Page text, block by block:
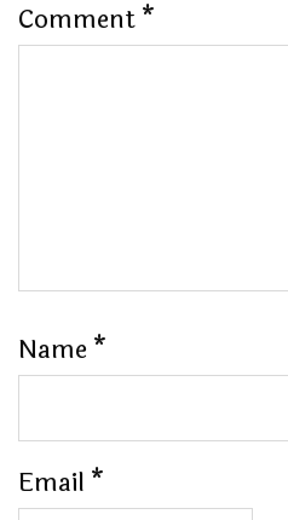
Comment*
Name *
Email *